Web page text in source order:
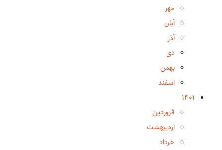
مهر
آبان
آذر
دی
بهمن
اسفند
1401
فروردین
اردیبهشت
خرداد